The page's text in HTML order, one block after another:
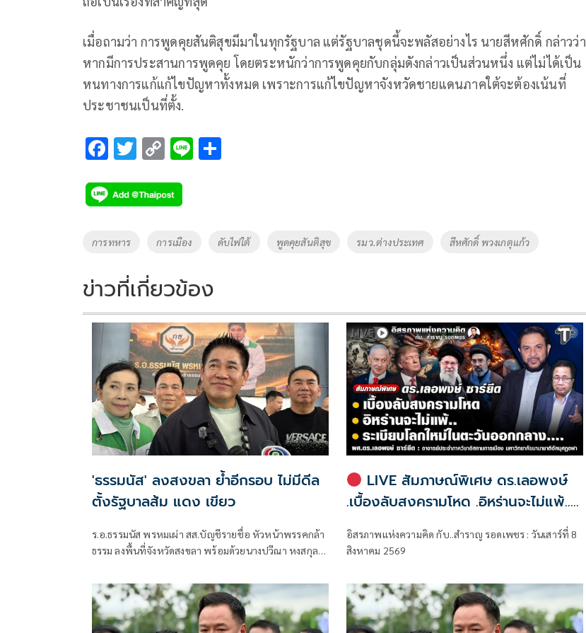
เมื่อถามว่า การพูดคุยสันติสุขมีมาในทุกรัฐบาล แต่รัฐบาลชุดนี้จะพลัสอย่างไร นายสีหศักดิ์ กล่าวว่า
หากมีการประสานการพูดคุย โดยตระหนักว่าการพูดคุยกับกลุ่มดังกล่าวเป็นส่วนหนึ่ง แต่ไม่ได้เป็น
หนทางการแก้แก้ไขปัญหาทั้งหมด เพราะการแก้ไขปัญหาจังหวัดชายแดนภาคใต้จะต้องเน้นที่
ประชาชนเป็นที่ตั้ง.
F
e
b
o
k
T
tt
er
C
p
y
Li
k
Li
Tags
การทหาร การเมือง ดับไฟใต้ พูดคุยสันติสุข รมว.ต่างประเทศ สีหศักดิ์ พวงเกตุแก้ว
ข่าวที่เกี่ยวข้อง
'ธรรมนัส' ลงสงขลา ย้ำอีกรอบ ไม่มีดีล
ตั้งรัฐบาลส้ม แดง เขียว
ร.อ.ธรรมนัส พรหมเผ่า สส.บัญชีรายชื่อ หัวหน้าพรรคกล้า
ธรรม ลงพื้นที่จังหวัดสงขลา พร้อมด้วยนางปวีณา หงสกุล
และสมาชิกพรรค ณ ที่ทำการนายเดชอิศม์ โดยมีการ
ประชุมหารือแนวทางการทำงานและขับเคลื่อนนโยบายใน
พื้นที่ ก่อนเดินทางต่อไปยังจังหวัดพัทลุง
LIVE สัมภาษณ์พิเศษ ดร.เลอพงษ์
.เบื้องลับสงครามโหด .อิหร่านจะไม่แพ้..
อิสรภาพแห่งความคิด กับ..สำราญ รอด
อิสรภาพแห่งความคิด กับ..สำราญ รอดเพชร : วันเสาร์ที่ 8
สิงหาคม 2569